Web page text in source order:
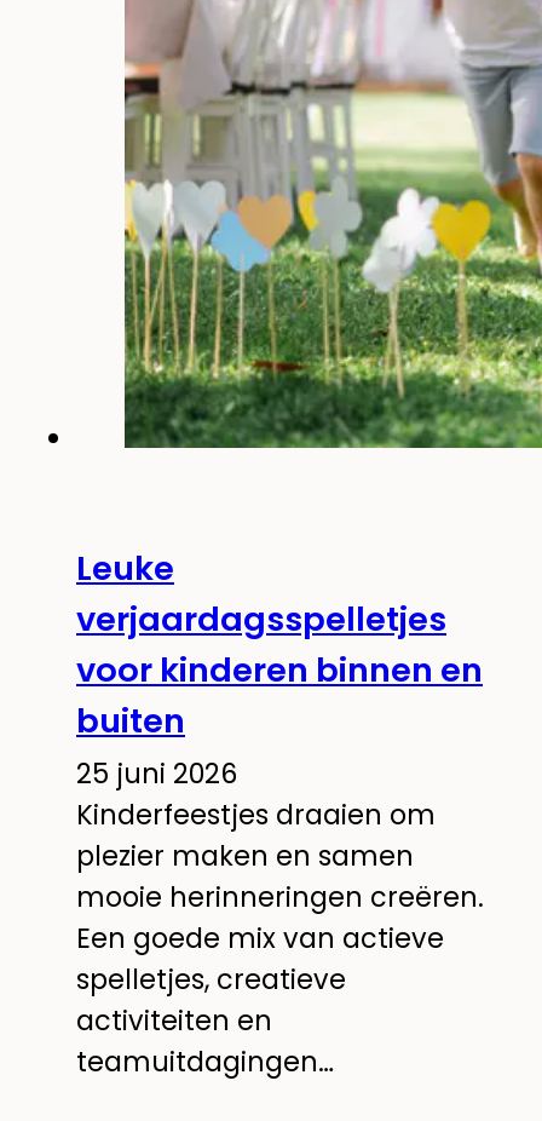
Leuke
verjaardagsspelletjes
voor kinderen binnen en
buiten
25 juni 2026
Kinderfeestjes draaien om
plezier maken en samen
mooie herinneringen creëren.
Een goede mix van actieve
spelletjes, creatieve
activiteiten en
teamuitdagingen…